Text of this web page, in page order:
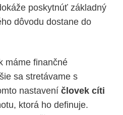
poskytnúť základný
dôvodu dostane do
máme finančné
sa stretávame s
nastavení človek cíti
ktorá ho definuje.